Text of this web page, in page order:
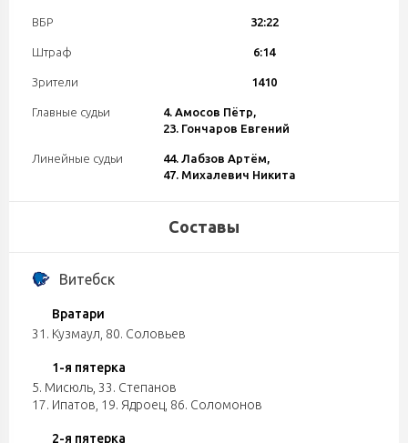
ВБР 32:22
Штраф 6:14
Зрители 1410
Главные судьи
4. Амосов Пётр,
23. Гончаров Евгений
Линейные судьи
44. Лабзов Артём,
47. Михалевич Никита
Составы
Витебск
Вратари
31. Кузмаул 80. Соловьев
1-я пятерка
5. Мисюль 33. Степанов
17. Ипатов 19. Ядроец 86. Соломонов
2-я пятерка